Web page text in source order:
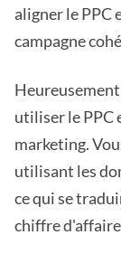
aligner le PPC
campagne
utiliser le PPC
marketing.
utilisant les
ce qui se
chiffre